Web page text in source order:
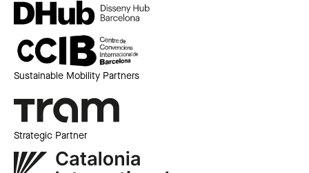
Sustainable Mobility Partners
Strategic Partner